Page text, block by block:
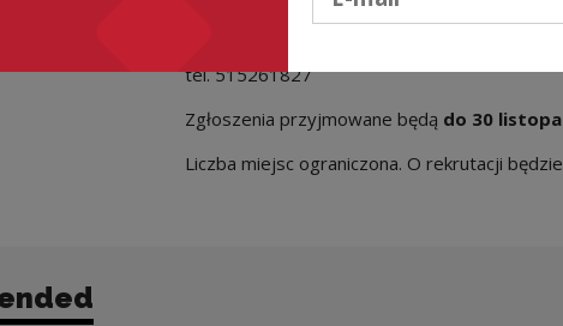
Barbara Wrona
tel. 515261827
Zgłoszenia przyjmowane będą do 30
Liczba miejsc ograniczona. O rekrutacji